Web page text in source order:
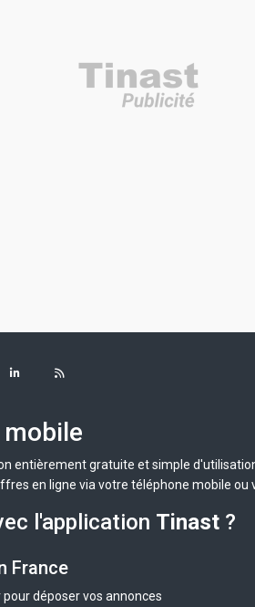
entièrement gratuite et simple
en ligne via votre téléphone mobile ou
l'application Tinast ?
France
déposer vos annonces